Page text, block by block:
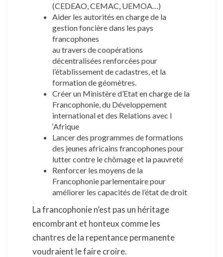
(CEDEAO, CEMAC, UEMOA…)
Aider les autorités en charge de la
gestion foncière dans les pays
francophones
au travers de coopérations
décentralisées renforcées pour
l’établissement de cadastres, et la
formation de géomètres.
Créer un Ministère d’Etat en charge de la
Francophonie, du Développement
international et des Relations avec I
‘Afrique
Lancer des programmes de formations
des jeunes africains francophones pour
lutter contre le chômage et la pauvreté
Renforcer les moyens de la
Francophonie parlementaire pour
améliorer les capacités de l’état de droit
La francophonie n’est pas un héritage
encombrant et honteux comme les
chantres de la repentance permanente
voudraient le faire croire.